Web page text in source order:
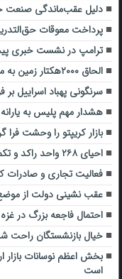
دلیل عقب‌ماندگی صنعت
پرداخت معوقات
ترامپ در نشست خبری
الحاق ۲۰۰۰هکتار زمین به محدوده شهرهای شمال سیستان و بلوچستان
سرنگونی پهباد اسراییل بر
هشدار مهم پلیس به
بازار کریپتو را وحشت
احیای ۲۶۸ واحد راکد و تکمیل ۴۷۶ واحد نیمه تمام در استان تهران
فعالیت تجاری و صادرات
عقب نشینی دولت از
احتمال فاجعه بزرگ در
خیال بازنشستگان راحت
بخش اعظم نوسانات بازار
است